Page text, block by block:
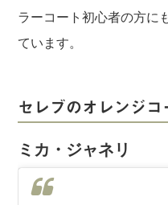
ラーコート初心者の方に
ています。
セレブのオレンジ
ミカ・ジャネリ